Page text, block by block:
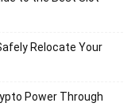
Relocate Your
Power Through